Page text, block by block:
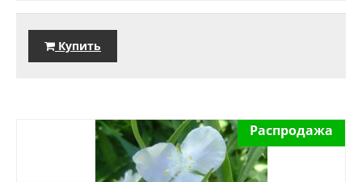
Купить
Распродажа